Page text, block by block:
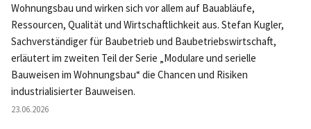
Wohnungsbau und wirken sich vor allem auf Bauabläufe,
Ressourcen, Qualität und Wirtschaftlichkeit aus. Stefan Kugler,
Sachverständiger für Baubetrieb und Baubetriebswirtschaft,
erläutert im zweiten Teil der Serie „Modulare und serielle
Bauweisen im Wohnungsbau“ die Chancen und Risiken
industrialisierter Bauweisen.
23.06.2026